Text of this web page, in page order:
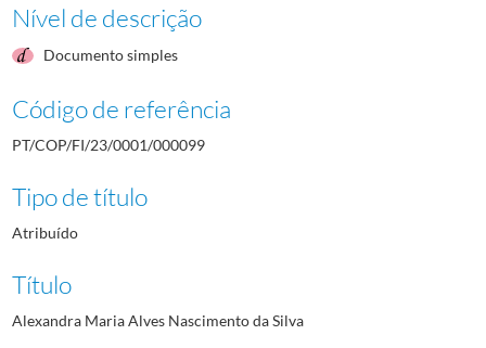
Nível de descrição
Documento simples
Código de referência
PT/COP/FI/23/0001/000099
Tipo de título
Atribuído
Título
Alexandra Maria Alves Nascimento da Silva